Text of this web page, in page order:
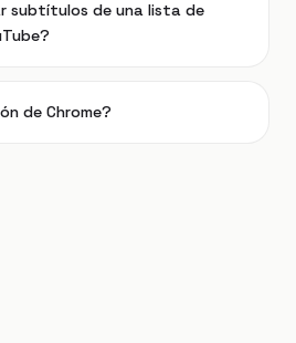
subtítulos de una lista de
de Chrome?